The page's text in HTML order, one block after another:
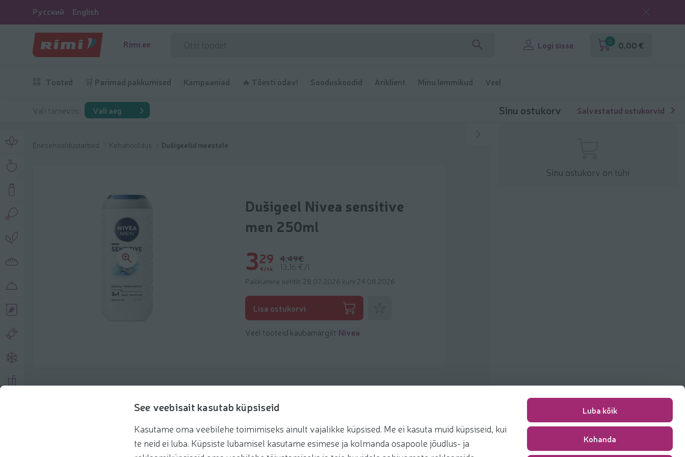
See veebisait kasutab küpsiseid
Kasutame oma veebilehe toimimiseks ainult vajalikke küpsised. Me ei kasuta muid küpsiseid, kui
te neid ei luba. Küpsiste lubamisel kasutame esimese ja kolmanda osapoole jõudlus- ja
Luba kõik
Kohanda
Русский English
Rimi.ee Logi sisse 0 0,00 €
Tooted 🛒 Parimad pakkumised Kampaaniad 🔥 Tõesti odav! Sooduskoodid Äriklient Minu lemmikud Veel
Vali tarneviis: Vali aeg
Enesehooldustarbed Kehahooldus Dušigeelid meestele
Dušigeel Nivea sensitive
men 250ml
329
€/tk
4,49€
13,16 €/l
Pakkumine kehtib 28.07.2026 kuni 24.08.2026
Lisa ostukorvi
Veel tooteid kaubamärgilt Nivea
Soovitatud tooted
Sinu ostukorv Salvestatud ostukorvid
Sinu ostukorv on tühi